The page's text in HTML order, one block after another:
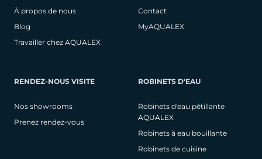
À propos de nous
Blog
Travailler chez AQUALEX
Contact
MyAQUALEX
RENDEZ-NOUS VISITE
Nos showrooms
Prenez rendez-vous
ROBINETS D'EAU
Robinets d'eau pétillante
AQUALEX
Robinets à eau bouillante
Robinets de cuisine